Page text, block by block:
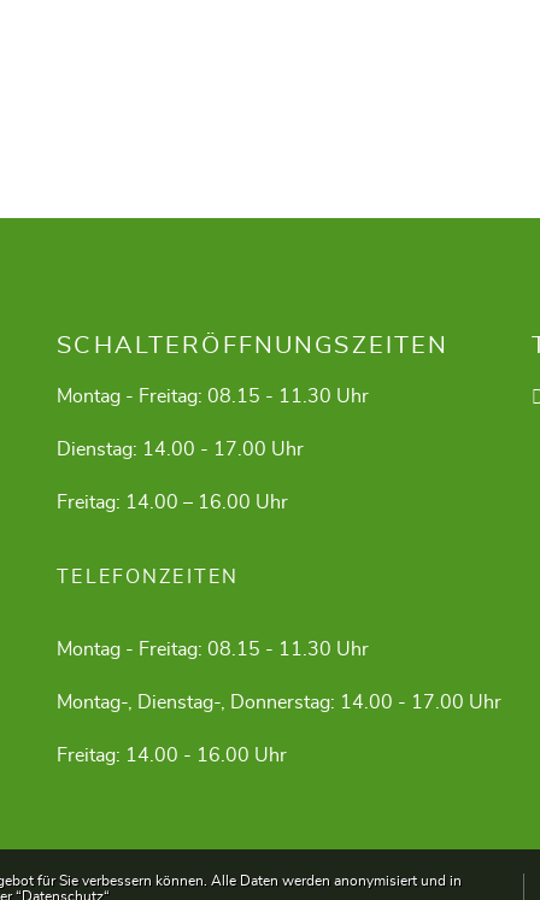
SCHALTERÖFFNUNGSZEITEN
Montag - Freitag: 08.15 - 11.30 Uhr
Dienstag: 14.00 - 17.00 Uhr
Freitag: 14.00 – 16.00 Uhr
TELEFONZEITEN
Montag - Freitag: 08.15 - 11.30 Uhr
Montag-, Dienstag-, Donnerstag: 14.00 - 17.00 Uhr
Freitag: 14.00 - 16.00 Uhr
für Sie verbessern können. Alle Daten werden anonymisiert und in
“Datenschutz“.